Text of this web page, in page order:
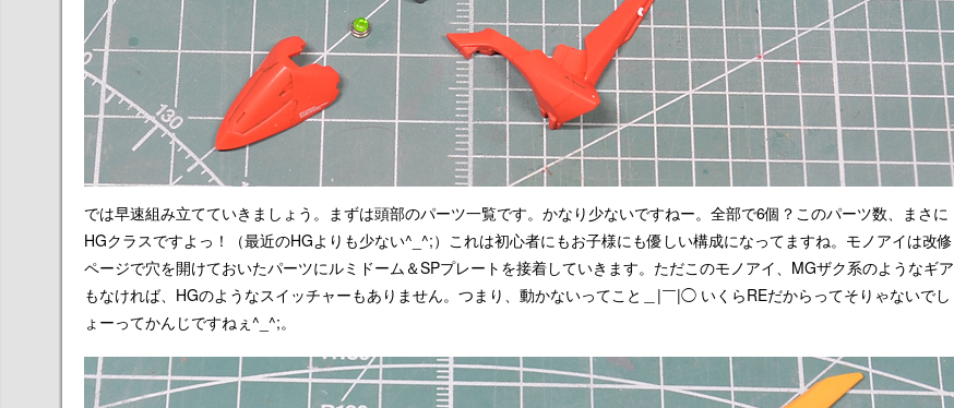
では早速組み立てていきましょう。まずは頭部のパーツ一覧です。かなり少ないですねー。全部で6個？このパーツ数、まさに
HGクラスですよっ！（最近のHGよりも少ない^_^;）これは初心者にもお子様にも優しい構成になってますね。モノアイは改修
ページで穴を開けておいたパーツにルミドーム＆SPプレートを接着していきます。ただこのモノアイ、MGザク系のようなギア
もなければ、HGのようなスイッチャーもありません。つまり、動かないってこと＿|￣|◯ いくらREだからってそりゃないでし
ょーってかんじですねぇ^_^;。